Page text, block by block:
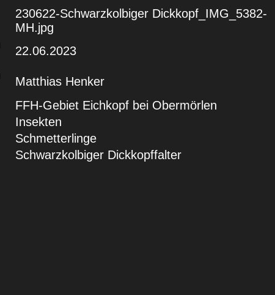
230622-Schwarzkolbiger Dickkopf_IMG_5382-
MH.jpg
22.06.2023
Matthias Henker
FFH-Gebiet Eichkopf bei Obermörlen
Insekten
Schmetterlinge
Schwarzkolbiger Dickkopffalter